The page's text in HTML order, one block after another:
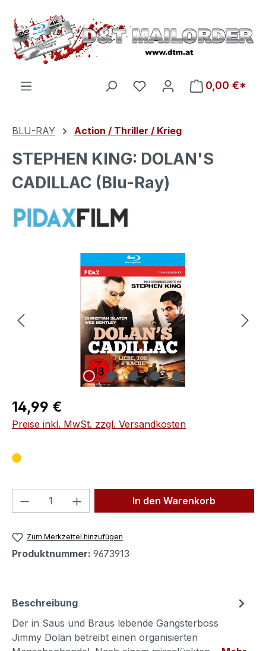
Zum Hauptinhalt springen
Du hast 0 Produkte auf
0,00 €*
BLU-RAY Action / Thriller / Krieg
STEPHEN KING: DOLAN'S
CADILLAC (Blu-Ray)
Bildergalerie überspringen
Regulärer Preis:
14,99 €
Preise inkl. MwSt. zzgl. Versandkosten
Produkt Anzahl: Gib denIn den Warenkorb
Zum Merkzettel hinzufügen
Produktnummer: 9673913
Beschreibung
Der in Saus und Braus lebende Gangsterboss
Jimmy Dolan betreibt einen organisierten